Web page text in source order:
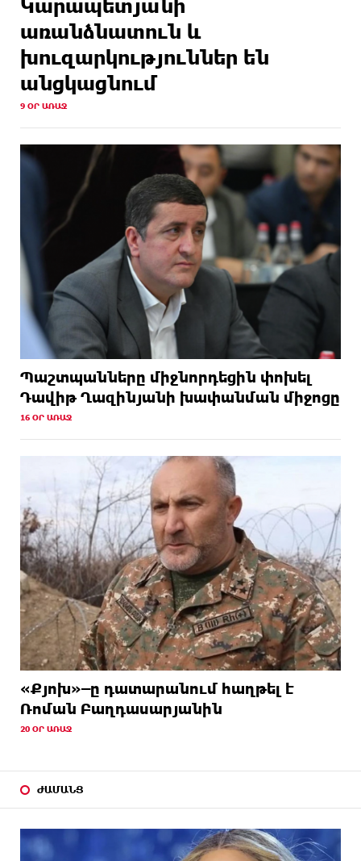
Կարապետյանի
առանձնատուն և
խուզարկություններ են
անցկացնում
9 ՕՐ ԱՌԱՋ
Պաշտպանները միջնորդեցին փոխել
Դավիթ Ղազինյանի խափանման միջոցը
16 ՕՐ ԱՌԱՋ
«Քյոխ»–ը դատարանում հաղթել է
Ռոման Բաղդասարյանին
20 ՕՐ ԱՌԱՋ
ԺԱՄԱՆՑ